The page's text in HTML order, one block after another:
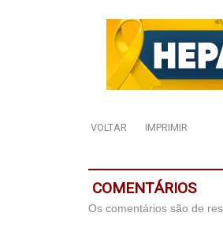
VOLTAR IMPRIMIR
COMENTÁRIOS
Os comentários são de